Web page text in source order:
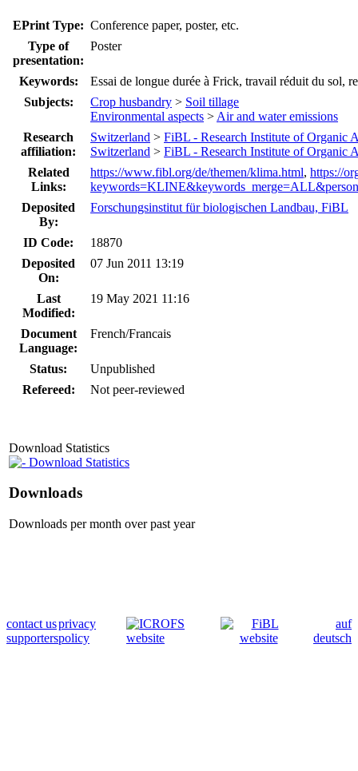
EPrint Type: Conference paper, poster, etc.
Type of
presentation:
Poster
Keywords:
Essai de longue durée à Frick, travail réduit du sol,
Subjects:
Crop husbandry > Soil tillage
Environmental aspects > Air and water emissions
Research
affiliation:
Switzerland > FiBL - Research Institute of Organic
Switzerland > FiBL - Research Institute of Organic
Related
Links:
https://www.fibl.org/de/themen/klima.html, https://
Deposited
By:
Forschungsinstitut für biologischen Landbau, FiBL
ID Code:
18870
Deposited
On:
07 Jun 2011 13:19
Last
Modified:
19 May 2021 11:16
Document
Language:
French/Francais
Status:
Unpublished
Refereed:
Not peer-reviewed
Download Statistics
Download Statistics
Downloads
Downloads per month over past year
contact us
supporters
privacy
policy
auf
deutsch